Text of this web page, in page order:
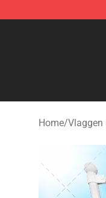
Aromantic
Home/Vlaggen